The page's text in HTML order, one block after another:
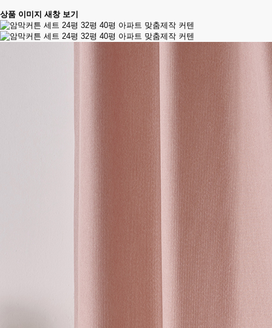
상품 이미지 새창 보기